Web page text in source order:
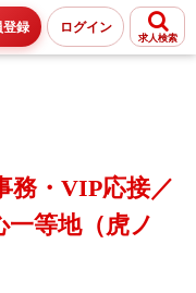
登録 ログイン
求人検索
務・VIP応接／
一等地（虎ノ